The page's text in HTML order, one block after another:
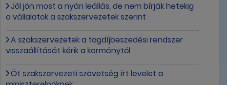
Jól jön most a nyári leállás, de nem bírják hetekig
a vállalatok a szakszervezetek szerint
A szakszervezetek a tagdíjbeszedési rendszer
visszaállítását kérik a kormánytól
Öt szakszervezeti szövetség írt levelet a